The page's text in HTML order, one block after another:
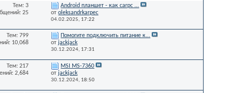
Тем: 3
25
Android планшет - как carpc ...
отoleksandrkarpec
04.02.2025, 17:22
Тем: 799
10,068
Помогите подключить питание к...
от jackjack
30.12.2024, 17:31
Тем: 217
2,684
MSI MS-7360
от jackjack
30.12.2024, 18:50